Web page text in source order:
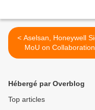
< Aselsan, Honeywell Sign
MoU on Collaboration
Hébergé par Overblog
Top articles